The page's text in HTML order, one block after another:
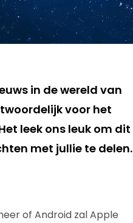
in de wereld van
voor het
leek ons leuk om dit
met jullie te delen.
of Android zal Apple